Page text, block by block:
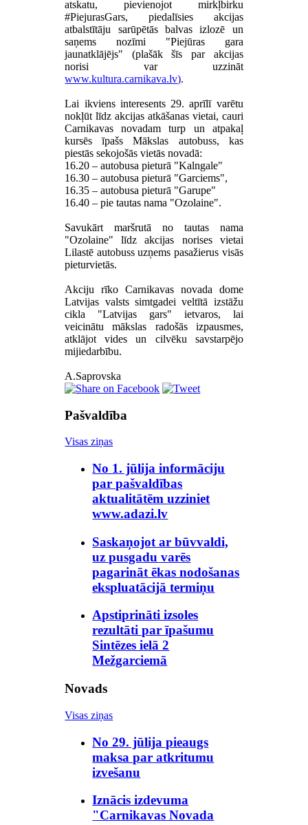
atskatu, pievienojot mirkļbirku
#PiejurasGars, piedalīsies akcijas
atbalstītāju sarūpētās balvas izlozē un
saņems nozīmi "Piejūras gara
jaunatklājējs" (plašāk šīs par akcijas
norisi var uzzināt
www.kultura.carnikava.lv).
Lai ikviens interesents 29. aprīlī varētu
nokļūt līdz akcijas atkāšanas vietai, cauri
Carnikavas novadam turp un atpakaļ
kursēs īpašs Mākslas autobuss, kas
piestās sekojošās vietās novadā:
16.20 – autobusa pieturā "Kalngale"
16.30 – autobusa pieturā "Garciems",
16.35 – autobusa pieturā "Garupe"
16.40 – pie tautas nama "Ozolaine".
Savukārt maršrutā no tautas nama
"Ozolaine" līdz akcijas norises vietai
Lilastē autobuss uzņems pasažierus visās
pieturvietās.
Akciju rīko Carnikavas novada dome
Latvijas valsts simtgadei veltītā izstāžu
cikla "Latvijas gars" ietvaros, lai
veicinātu mākslas radošās izpausmes,
atklājot vides un cilvēku savstarpējo
mijiedarbību.
A.Saprovska
Pašvaldība
Visas ziņas
No 1. jūlija informāciju
par pašvaldības
aktualitātēm uzziniet
www.adazi.lv
Saskaņojot ar būvvaldi,
uz pusgadu varēs
pagarināt ēkas nodošanas
ekspluatācijā termiņu
Apstiprināti izsoles
rezultāti par īpašumu
Sintēzes ielā 2
Mežgarciemā
Novads
Visas ziņas
No 29. jūlija pieaugs
maksa par atkritumu
izvešanu
Iznācis izdevuma
"Carnikavas Novada